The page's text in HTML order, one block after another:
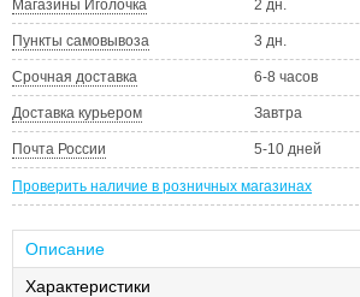
Магазины Иголочка 2 дн.
Пункты самовывоза 3 дн.
Срочная доставка 6-8 часов
Доставка курьером Завтра
Почта России 5-10 дней
Проверить наличие в розничных магазинах
Описание
Характеристики